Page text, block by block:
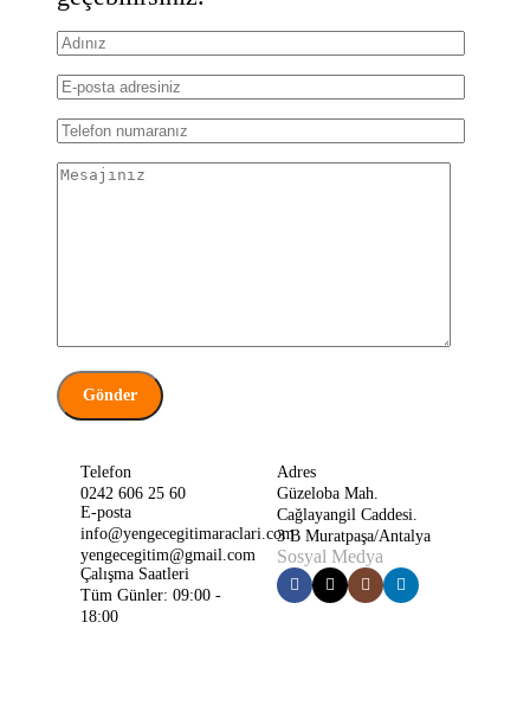
Telefon
0242 606 25 60
E-posta
info@yengecegitimaraclari.com
yengecegitim@gmail.com
Çalışma Saatleri
Tüm Günler: 09:00 -
18:00
Adres
Güzeloba Mah.
Cağlayangil Caddesi.
3 B Muratpaşa/Antalya
Sosyal Medya